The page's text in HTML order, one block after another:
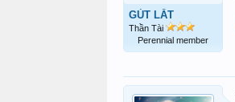
GÚT LẮT
Thần Tài
Perennial member